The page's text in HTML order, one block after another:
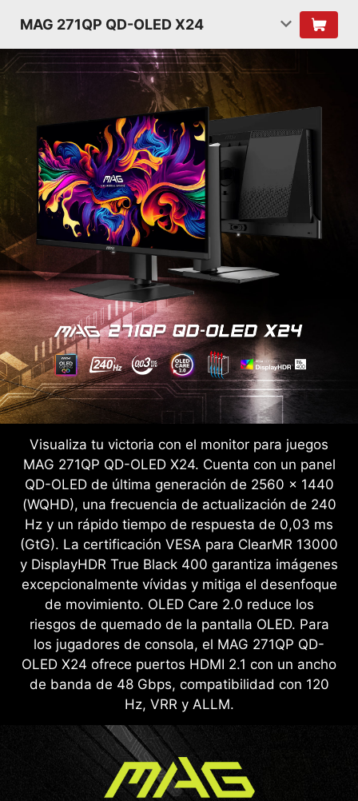
MAG 271QP QD-OLED X24
Visualiza tu victoria con el monitor para juegos
MAG 271QP QD-OLED X24. Cuenta con un panel
QD-OLED de última generación de 2560 x 1440
(WQHD), una frecuencia de actualización de 240
Hz y un rápido tiempo de respuesta de 0,03 ms
(GtG). La certificación VESA para ClearMR 13000
y DisplayHDR True Black 400 garantiza imágenes
excepcionalmente vívidas y mitiga el desenfoque
de movimiento. OLED Care 2.0 reduce los
riesgos de quemado de la pantalla OLED. Para
los jugadores de consola, el MAG 271QP QD-
OLED X24 ofrece puertos HDMI 2.1 con un ancho
de banda de 48 Gbps, compatibilidad con 120
Hz, VRR y ALLM.